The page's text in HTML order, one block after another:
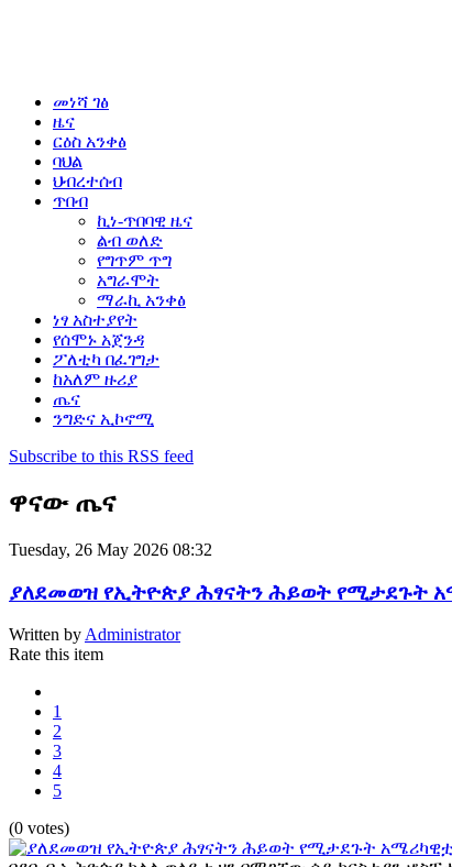
መነሻ ገፅ
ዜና
ርዕስ አንቀፅ
ባህል
ህብረተሰብ
ጥበብ
ኪነ-ጥበባዊ ዜና
ልብ ወለድ
የግጥም ጥግ
አግራሞት
ማራኪ አንቀፅ
ነፃ አስተያየት
የሰሞኑ አጀንዳ
ፖለቲካ በፈገግታ
ከአለም ዙሪያ
ጤና
ንግድና ኢኮኖሚ
Subscribe to this RSS feed
ዋናው ጤና
Tuesday, 26 May 2026 08:32
ያለደመወዝ የኢትዮጵያ ሕፃናትን ሕይወት የሚታደጉት
Written by Administrator
Rate this item
1
2
3
4
5
(0 votes)